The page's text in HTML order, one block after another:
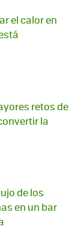
el calor en
retos de
la
de los
en un bar